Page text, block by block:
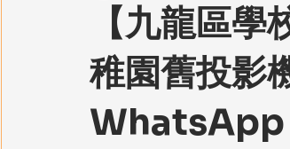
【九龍區
稚園舊投影